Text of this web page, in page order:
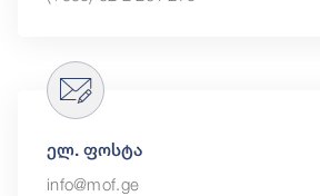
ელ. ფოსტა
info@mof.ge